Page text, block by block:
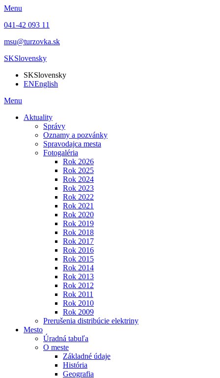
Menu
041-42 093 11
msu@turzovka.sk
SKSlovensky
SKSlovensky
ENEnglish
Menu
Aktuality
Správy
Oznamy a pozvánky
Spravodajca mesta
Fotogaléria
Rok 2026
Rok 2025
Rok 2024
Rok 2023
Rok 2022
Rok 2021
Rok 2020
Rok 2019
Rok 2018
Rok 2017
Rok 2016
Rok 2015
Rok 2014
Rok 2013
Rok 2012
Rok 2011
Rok 2010
Rok 2009
Prerušenia distribúcie elektriny
Mesto
Úradná tabuľa
O meste
Základné údaje
História
Geografia